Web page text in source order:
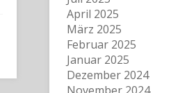
April 2025
März 2025
Februar 2025
Januar 2025
Dezember 2024